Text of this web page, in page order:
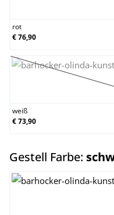
rot
€ 76,90
weiß
weiß
€ 73,90
Gestell Farbe: